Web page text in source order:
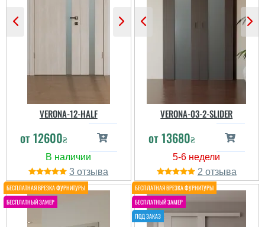
VERONA-12-HALF
от12600₴
3
VERONA-03-2-SLIDER
от13680₴
2